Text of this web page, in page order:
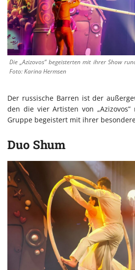
Die „Azizovos” begeisterten mit ihrer Show
Foto: Karina Hermsen
Der russische Barren ist der
den die vier Artisten von „Azizovos”
Gruppe begeistert mit ihrer
Duo Shum